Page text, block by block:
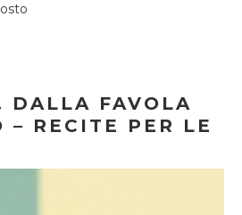
DALLA FAVOLA
– RECITE PER LE